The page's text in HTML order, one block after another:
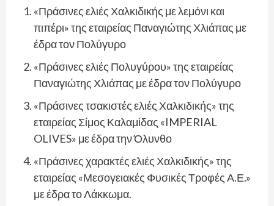
«Πράσινες ελιές Χαλκιδικής με λεμόνι και
πιπέρι» της εταιρείας Παναγιώτης Χλιάπας με
έδρα τον Πολύγυρο
«Πράσινες ελιές Πολυγύρου» της εταιρείας
Παναγιώτης Χλιάπας με έδρα τον Πολύγυρο
«Πράσινες τσακιστές ελιές Χαλκιδικής» της
εταιρείας Σίμος Καλαμίδας «IMPERIAL
OLIVES» με έδρα την Όλυνθο
«Πράσινες χαρακτές ελιές Χαλκιδικής» της
εταιρείας «Μεσογειακές Φυσικές Τροφές Α.Ε.»
με έδρα το Λάκκωμα.